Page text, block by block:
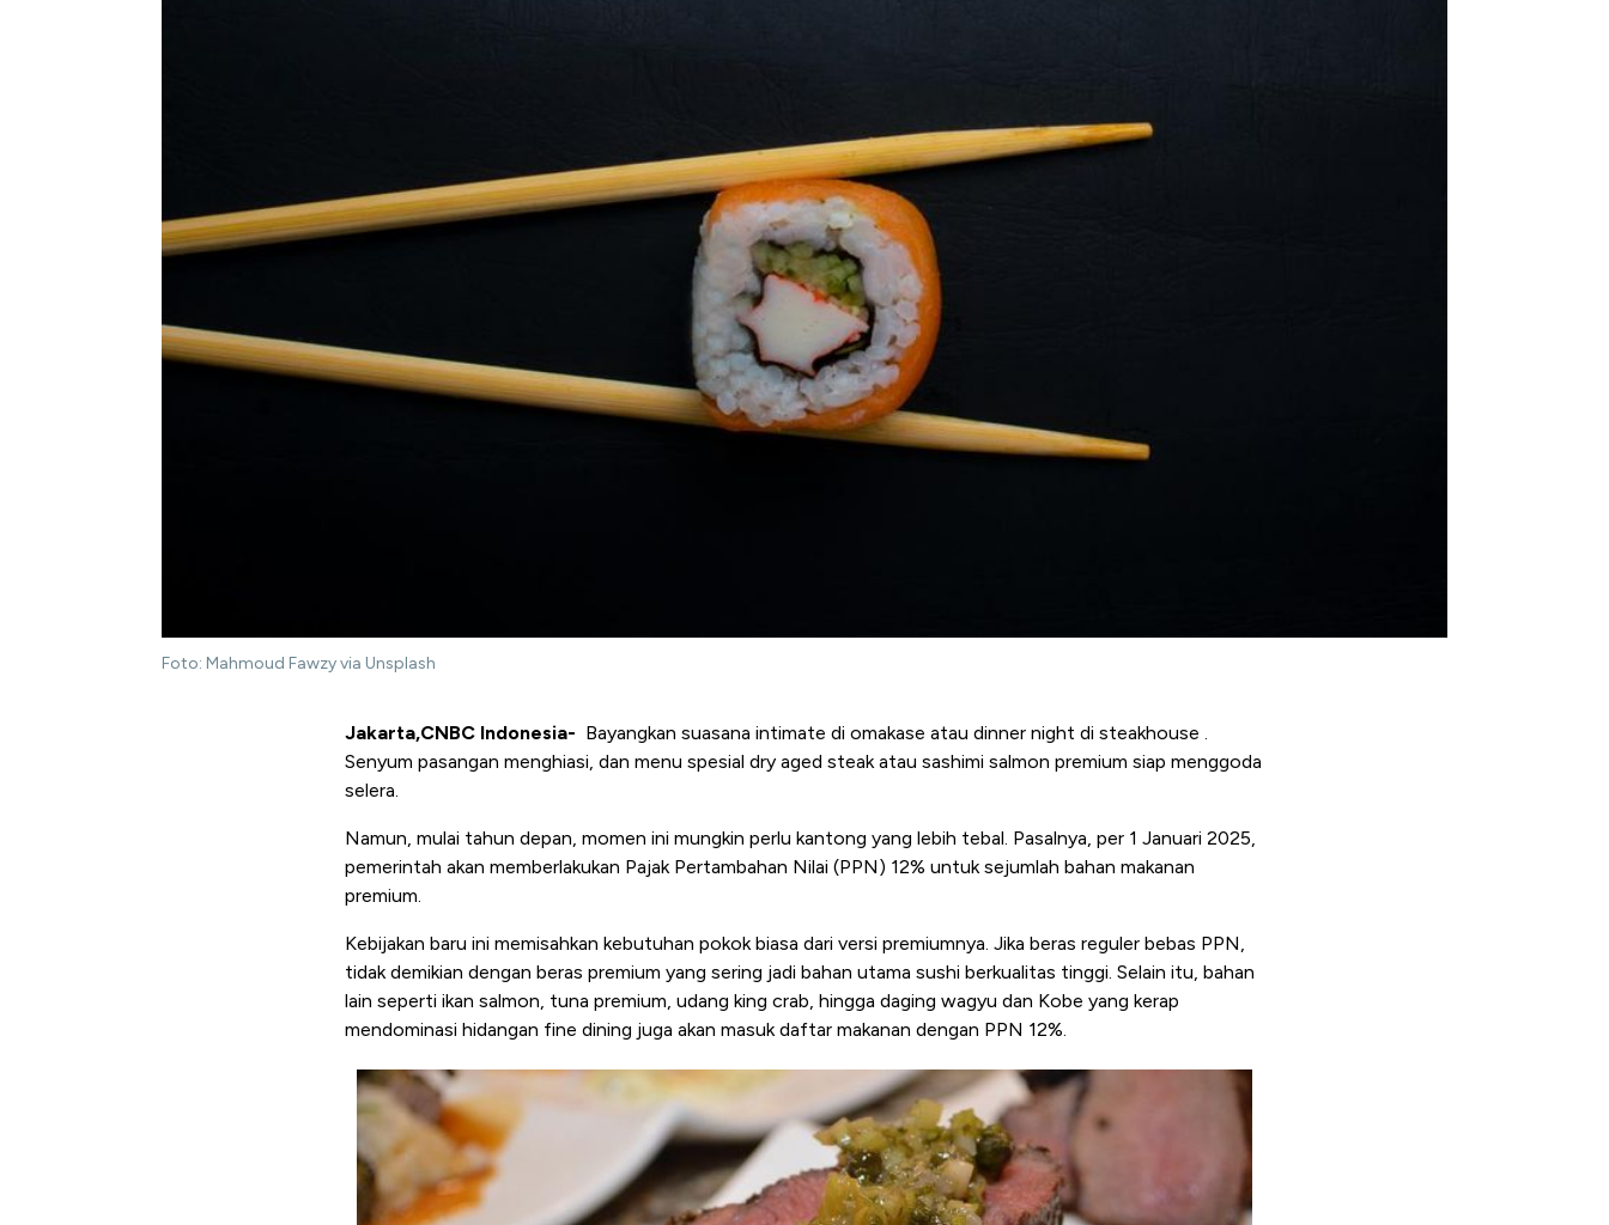
Foto: Mahmoud Fawzy via Unsplash
Jakarta,CNBC Indonesia- Bayangkan suasana intimate di omakase atau dinner night di steakhouse .
Senyum pasangan menghiasi, dan menu spesial dry aged steak atau sashimi salmon premium siap menggoda
selera.
Namun, mulai tahun depan, momen ini mungkin perlu kantong yang lebih tebal. Pasalnya, per 1 Januari 2025,
pemerintah akan memberlakukan Pajak Pertambahan Nilai (PPN) 12% untuk sejumlah bahan makanan
premium.
Kebijakan baru ini memisahkan kebutuhan pokok biasa dari versi premiumnya. Jika beras reguler bebas PPN,
tidak demikian dengan beras premium yang sering jadi bahan utama sushi berkualitas tinggi. Selain itu, bahan
lain seperti ikan salmon, tuna premium, udang king crab, hingga daging wagyu dan Kobe yang kerap
mendominasi hidangan fine dining juga akan masuk daftar makanan dengan PPN 12%.